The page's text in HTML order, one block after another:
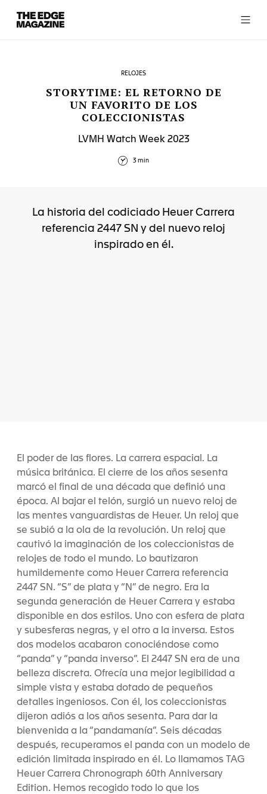
RECENT ARTICLES
The
Edge
Magazine
RELOJES
STORYTIME: EL RETORNO DE
UN FAVORITO DE LOS
COLECCIONISTAS
LVMH Watch Week 2023
3 min
La historia del codiciado Heuer Carrera
referencia 2447 SN y del nuevo reloj
inspirado en él.
El poder de las flores. La carrera espacial. La
música británica. El cierre de los años sesenta
marcó el final de una década que definió una
época. Al bajar el telón, surgió un nuevo reloj de
las mentes vanguardistas de Heuer. Un reloj que
se subió a la ola de la revolución. Un reloj que
cautivó la imaginación de los coleccionistas de
relojes de todo el mundo. Lo bautizaron
humildemente como Heuer Carrera referencia
2447 SN. “S” de plata y “N” de negro. Era la
segunda generación de Heuer Carrera y estaba
disponible en dos estilos. Uno con esfera de plata
y subesferas negras, y el otro a la inversa. Estos
dos modelos acabaron conociéndose como
“panda” y “panda inverso”. El 2447 SN era de una
belleza discreta. Ofrecía una mejor legibilidad a
simple vista y estaba dotado de pequeños
detalles ingeniosos. Con él, los coleccionistas
dijeron adiós a los años sesenta. Para dar la
bienvenida a la “pandamanía”. Seis décadas
después, recuperamos el panda con un modelo de
edición limitada inspirado en él. Lo llamamos TAG
Heuer Carrera Chronograph 60th Anniversary
Edition. Hemos recogido todo lo que los